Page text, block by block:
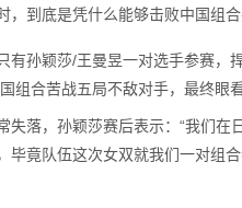
，到底是凭什么能够击败中国组
有孙颖莎/王曼昱一对选手参赛
组合苦战五局不敌对手，最终眼
失落，孙颖莎赛后表示：“我们
毕竟队伍这次女双就我们一对组